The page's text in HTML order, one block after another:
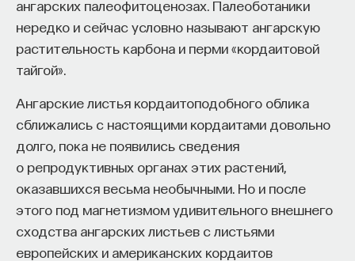
ангарских палеофитоценозах. Палеоботаники
нередко и сейчас условно называют ангарскую
растительность карбона и перми «кордаитовой
тайгой».
Ангарские листья кордаитоподобного облика
сближались с настоящими кордаитами довольно
долго, пока не появились сведения
о репродуктивных органах этих растений,
оказавшихся весьма необычными. Но и после
этого под магнетизмом удивительного внешнего
сходства ангарских листьев с листьями
европейских и американских кордаитов